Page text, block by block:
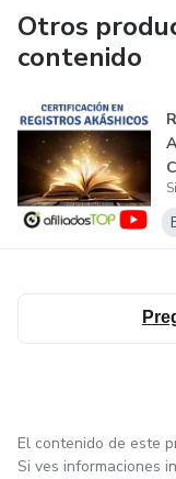
LOS
TÉCNICAS
El autor y editor,
indirecto, punitivo,
surja del uso de
garantías.
Otros
contenido
El contenido de este
Si ves informaciones